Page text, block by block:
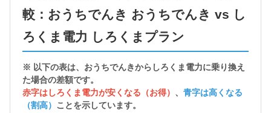
較：おうちでんき おうちでんき vs し
ろくま電力 しろくまプラン
※ 以下の表は、おうちでんきから しろくま電力に乗り換え
た場合の差額です。
赤字はしろくま電力が安くなる（お得） 、 青字は高くなる
（割高） ことを示しています。